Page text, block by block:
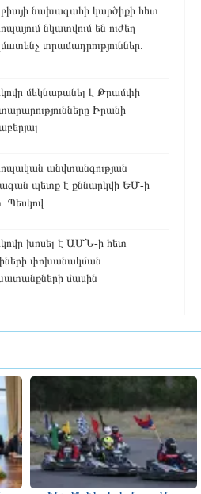
նախագահի կարծիքի հետ.
նկատվում են ուժեղ
տրամադրություններ.
մեկնաբանել է Թրամփի
Իրանի
անվտանգության
պետք է քննարկվի ԵՄ-ի
Պեսկով
խոսել է ԱՄՆ-ի հետ
փոխանակման
մասին